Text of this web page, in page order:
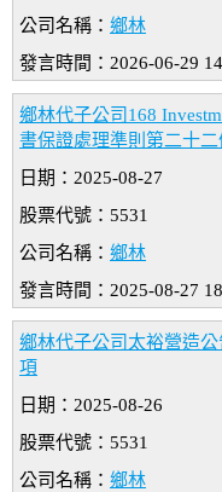
公司名稱： 鄉林
發言時間：2026-06-29
鄉林代子公司168
書保證處理準則第二十
日期：2025-08-27
股票代號：5531
公司名稱： 鄉林
發言時間：2025-08-27
鄉林代子公司太裕營造
項
日期：2025-08-26
股票代號：5531
公司名稱： 鄉林